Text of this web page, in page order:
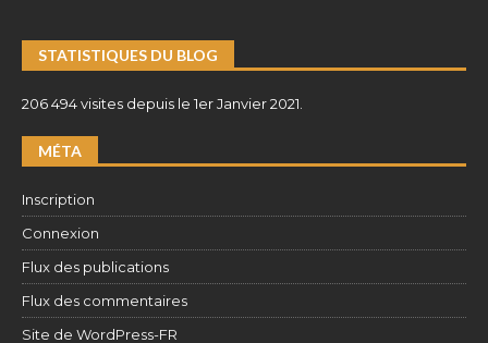
STATISTIQUES DU BLOG
206 494 visites depuis le 1er Janvier 2021.
MÉTA
Inscription
Connexion
Flux des publications
Flux des commentaires
Site de WordPress-FR